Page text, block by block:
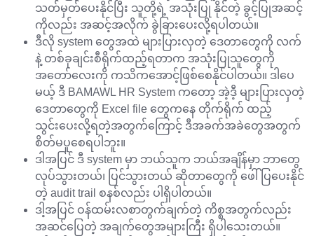
သတ်မှတ်ပေးနိုင်ပြီး သူတို့ရဲ့ အသုံးပြု နိုင်တဲ့ ခွင့်ပြုအဆင့်
ကိုလည်း အဆင့်အလိုက် ခွဲခြားပေးလို့ရပါတယ်။
ဒီလို system တွေအထဲ များပြားလှတဲ့ ဒေတာတွေကို လက်
နဲ့ တစ်ခုချင်းစီရိုက်ထည့်ရတာက အသုံးပြုသူတွေကို
အတော်လေးကို ကသိကအောင့်ဖြစ်စေနိုင်ပါတယ်။ ဒါပေ
မယ့် ဒီ BAMAWL HR System ကတော့ အဲ့ဒီ့ များပြားလှတဲ့
ဒေတာတွေကို Excel file တွေကနေ တိုက်ရိုက် ထည့်
သွင်းပေးလို့ရတဲ့အတွက်ကြောင့် ဒီအခက်အခဲတွေအတွက်
စိတ်မပူစေရပါဘူး။
ဒါအပြင် ဒီ system မှာ ဘယ်သူက ဘယ်အချိန်မှာ ဘာတွေ
လုပ်သွားတယ်၊ ပြင်သွားတယ် ဆိုတာတွေကို ဖေါ်ပြပေးနိုင်
တဲ့ audit trail စနစ်လည်း ပါရှိပါတယ်။
ဒါ့အပြင် ဝန်ထမ်းလစာတွက်ချက်တဲ့ ကိစ္စအတွက်လည်း
အဆင်ပြေတဲ့ အချက်တွေအများကြီး ရှိပါသေးတယ်။